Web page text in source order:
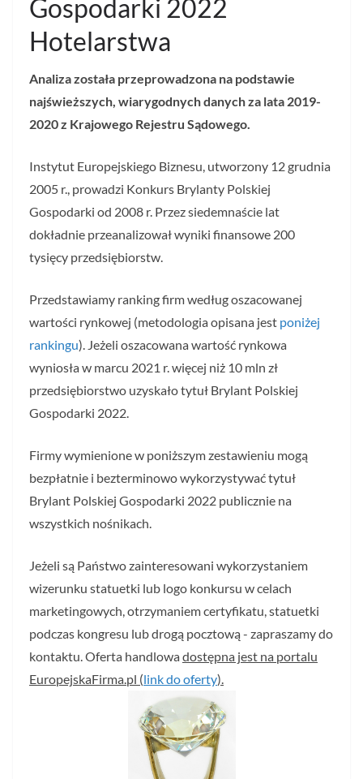
Gospodarki 2022
Hotelarstwa
Analiza została przeprowadzona na podstawie
najświeższych, wiarygodnych danych za lata 2019-
2020 z Krajowego Rejestru Sądowego.
Instytut Europejskiego Biznesu, utworzony 12 grudnia
2005 r., prowadzi Konkurs Brylanty Polskiej
Gospodarki od 2008 r. Przez siedemnaście lat
dokładnie przeanalizował wyniki finansowe 200
tysięcy przedsiębiorstw.
Przedstawiamy ranking firm według oszacowanej
wartości rynkowej (metodologia opisana jest poniżej
rankingu). Jeżeli oszacowana wartość rynkowa
wyniosła w marcu 2021 r. więcej niż 10 mln zł
przedsiębiorstwo uzyskało tytuł Brylant Polskiej
Gospodarki 2022.
Firmy wymienione w poniższym zestawieniu mogą
bezpłatnie i bezterminowo wykorzystywać tytuł
Brylant Polskiej Gospodarki 2022 publicznie na
wszystkich nośnikach.
Jeżeli są Państwo zainteresowani wykorzystaniem
wizerunku statuetki lub logo konkursu w celach
marketingowych, otrzymaniem certyfikatu, statuetki
podczas kongresu lub drogą pocztową - zapraszamy do
kontaktu. Oferta handlowadostępna jest na portalu
EuropejskaFirma.pl (link do oferty).